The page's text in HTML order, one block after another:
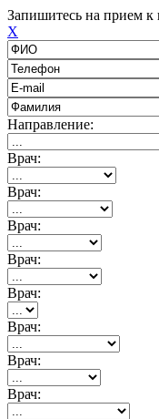
Запишитесь на прием к
X
Направление:
Врач:
Врач:
Врач:
Врач:
Врач:
Врач:
Врач:
Врач: